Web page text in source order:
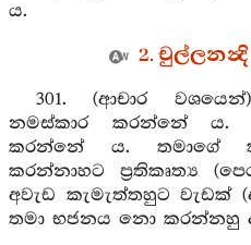
ය.
2.
301. (ආචාර
නමස්කාර කරන්නේ ය.
කරන්නේ ය. තමාගේ
කරන්නාහට ප්‍රතිකෘත්‍ය
අවැඩ කැමැත්තහුට වැඩක්
තමා භජනය නො කරන්නහු